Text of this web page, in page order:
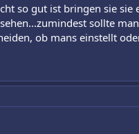
so gut ist bringen sie
sollte
ob mans einstellt